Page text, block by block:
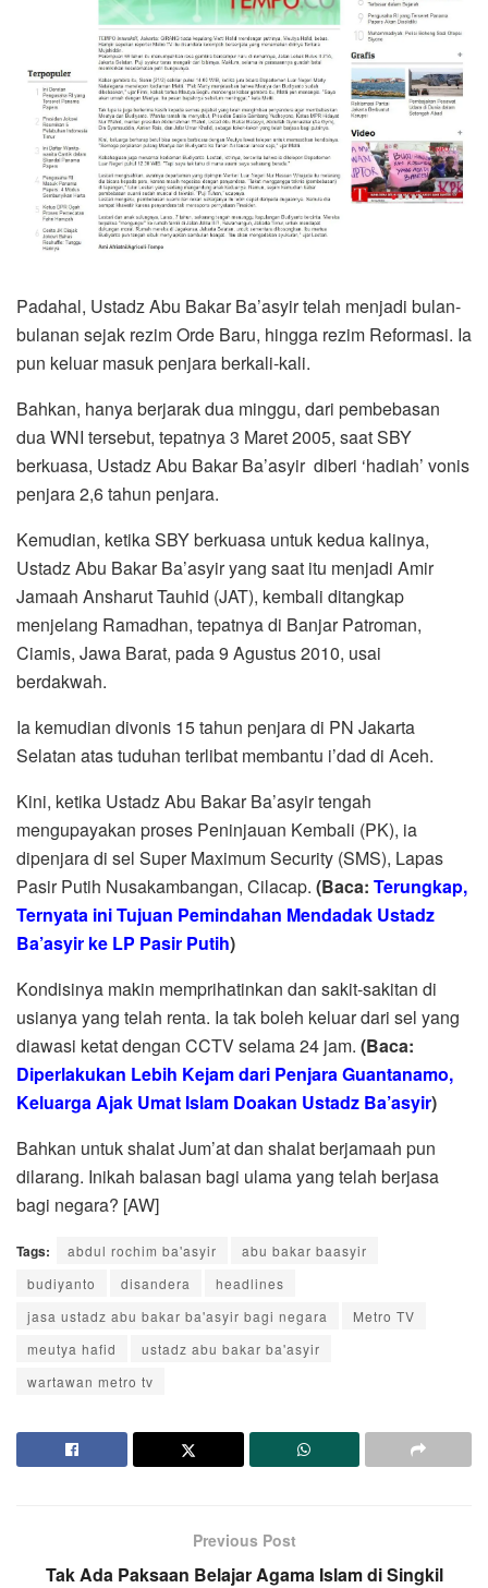
Padahal, Ustadz Abu Bakar Ba’asyir telah menjadi bulan-
bulanan sejak rezim Orde Baru, hingga rezim Reformasi. Ia
pun keluar masuk penjara berkali-kali.
Bahkan, hanya berjarak dua minggu, dari pembebasan
dua WNI tersebut, tepatnya 3 Maret 2005, saat SBY
berkuasa, Ustadz Abu Bakar Ba’asyir diberi ‘hadiah’ vonis
penjara 2,6 tahun penjara.
Kemudian, ketika SBY berkuasa untuk kedua kalinya,
Ustadz Abu Bakar Ba’asyir yang saat itu menjadi Amir
Jamaah Ansharut Tauhid (JAT), kembali ditangkap
menjelang Ramadhan, tepatnya di Banjar Patroman,
Ciamis, Jawa Barat, pada 9 Agustus 2010, usai
berdakwah.
Ia kemudian divonis 15 tahun penjara di PN Jakarta
Selatan atas tuduhan terlibat membantu i’dad di Aceh.
Kini, ketika Ustadz Abu Bakar Ba’asyir tengah
mengupayakan proses Peninjauan Kembali (PK), ia
dipenjara di sel Super Maximum Security (SMS), Lapas
Pasir Putih Nusakambangan, Cilacap. (Baca: Terungkap,
Ternyata ini Tujuan Pemindahan Mendadak Ustadz
Ba’asyir ke LP Pasir Putih)
Kondisinya makin memprihatinkan dan sakit-sakitan di
usianya yang telah renta. Ia tak boleh keluar dari sel yang
diawasi ketat dengan CCTV selama 24 jam. (Baca:
Diperlakukan Lebih Kejam dari Penjara Guantanamo,
Keluarga Ajak Umat Islam Doakan Ustadz Ba’asyir)
Bahkan untuk shalat Jum’at dan shalat berjamaah pun
dilarang. Inikah balasan bagi ulama yang telah berjasa
bagi negara? [AW]
Tags: abdul rochim ba'asyir
abu bakar baasyir
budiyanto
disandera
headlines
jasa ustadz abu bakar ba'asyir bagi negara
Metro TV
meutya hafid
ustadz abu bakar ba'asyir
wartawan metro tv
Previous Post
Tak Ada Paksaan Belajar Agama Islam di Singkil